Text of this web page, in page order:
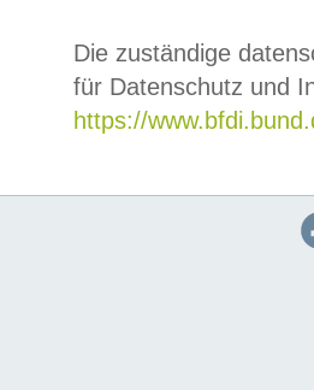
Die zuständige
für Datenschutz und
https://